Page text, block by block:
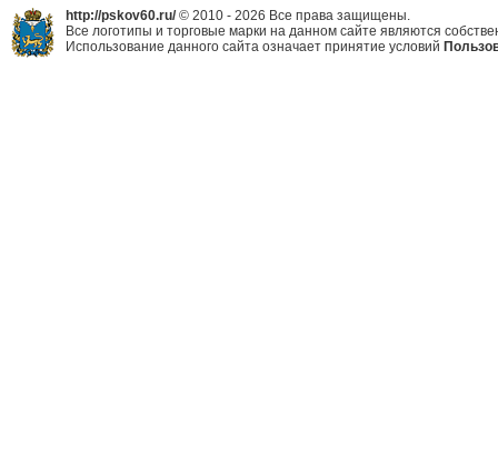
http://pskov60.ru/© 2010 - 2026 Все права защищены.
Все логотипы и торговые марки на данном сайте являются
Использование данного сайта означает принятие условий